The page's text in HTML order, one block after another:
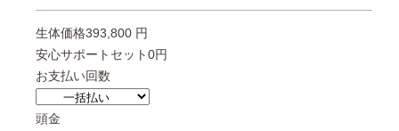
生体価格393,800 円
安心サポートセット0円
お支払い回数
頭金